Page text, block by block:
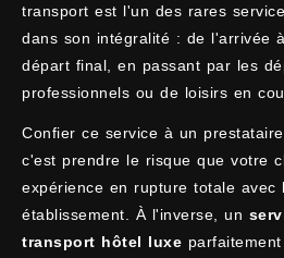
transport est l'un des rares
dans son intégralité : de l'arrivée
départ final, en passant par les
professionnels ou de loisirs en
Confier ce service à un
c'est prendre le risque que votre
expérience en rupture totale avec
établissement. À l'inverse, un
transport hôtel luxe